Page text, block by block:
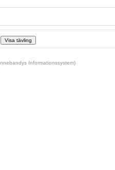
Informationssystem)